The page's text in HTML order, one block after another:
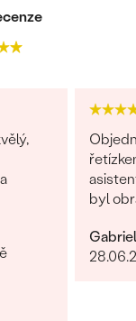
byl
je